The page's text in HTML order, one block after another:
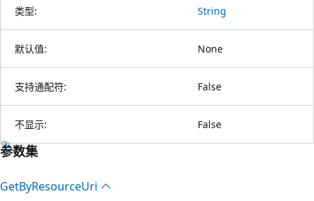
类型: String
默认值: None
支持通配符: False
不显示: False
参数集
GetByResourceUri